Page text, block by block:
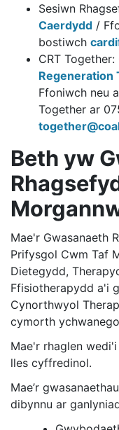
Sesiwn
Caerdydd /
bostiwch
CRT Together:
Regeneration
Ffoniwch neu
Together ar
Beth yw
Mae'r Gwasanaeth
Prifysgol Cwm Taf
Dietegydd,
Ffisiotherapydd a'i
Cynorthwyol
cymorth
Mae'r rhaglen
lles cyffredinol.
Mae’r
dibynnu ar